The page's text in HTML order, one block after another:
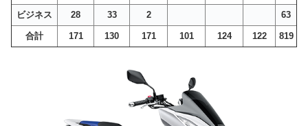
ビジネス 28 33 2 63
合計 171 130 171 101 124 122 819